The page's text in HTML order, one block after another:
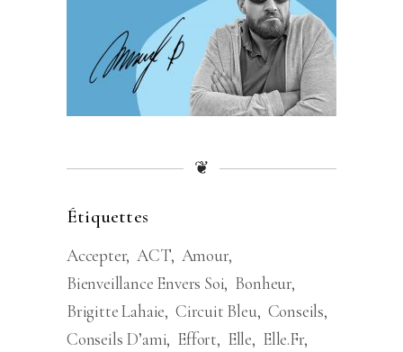
❦
Étiquettes
Accepter ACT Amour
Bienveillance Envers Soi Bonheur
Brigitte Lahaie Circuit Bleu Conseils
Conseils D’ami Effort Elle
Elle.fr